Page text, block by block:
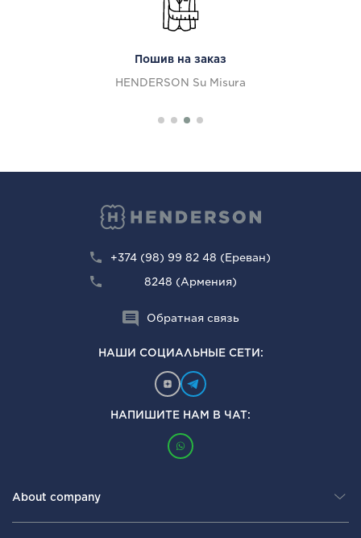
Пошив на заказ
HENDERSON Su Misura
+374 (98) 99 82 48 (Ереван)
8248 (Армения)
Обратная связь
НАШИ СОЦИАЛЬНЫЕ СЕТИ:
НАПИШИТЕ НАМ В ЧАТ:
About company